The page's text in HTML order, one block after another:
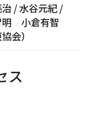
/ 水谷元紀 /
明 小倉有智
会）
ス